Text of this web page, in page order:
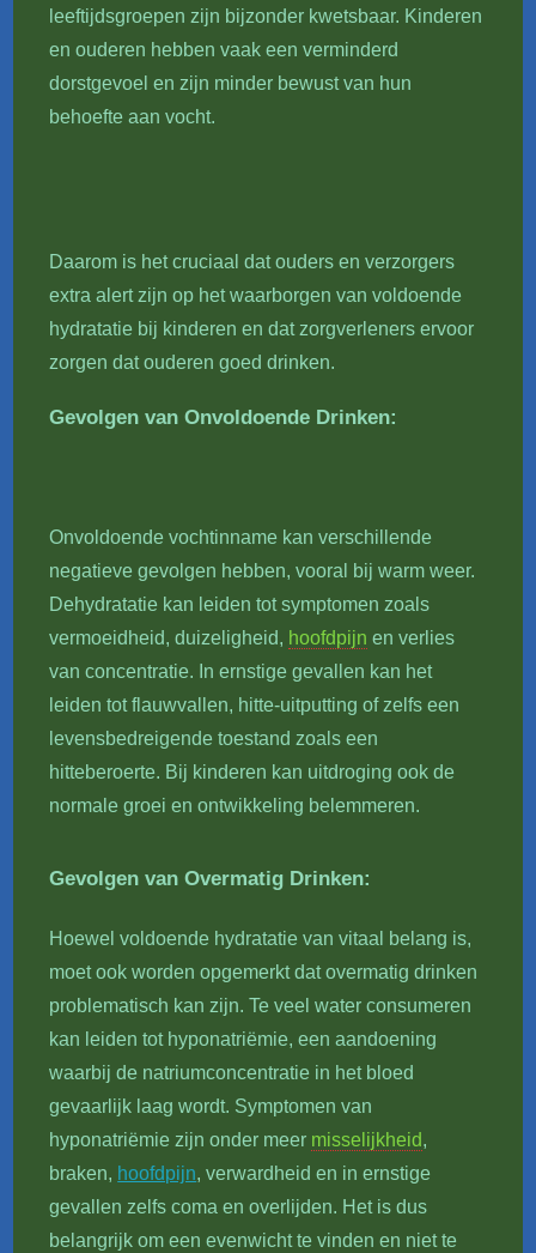
leeftijdsgroepen zijn bijzonder kwetsbaar. Kinderen
en ouderen hebben vaak een verminderd
dorstgevoel en zijn minder bewust van hun
behoefte aan vocht.
Daarom is het cruciaal dat ouders en verzorgers
extra alert zijn op het waarborgen van voldoende
hydratatie bij kinderen en dat zorgverleners ervoor
zorgen dat ouderen goed drinken.
Gevolgen van Onvoldoende Drinken:
Onvoldoende vochtinname kan verschillende
negatieve gevolgen hebben, vooral bij warm weer.
Dehydratatie kan leiden tot symptomen zoals
vermoeidheid, duizeligheid, hoofdpijn en verlies
van concentratie. In ernstige gevallen kan het
leiden tot flauwvallen, hitte-uitputting of zelfs een
levensbedreigende toestand zoals een
hitteberoerte. Bij kinderen kan uitdroging ook de
normale groei en ontwikkeling belemmeren.
Gevolgen van Overmatig Drinken:
Hoewel voldoende hydratatie van vitaal belang is,
moet ook worden opgemerkt dat overmatig drinken
problematisch kan zijn. Te veel water consumeren
kan leiden tot hyponatriëmie, een aandoening
waarbij de natriumconcentratie in het bloed
gevaarlijk laag wordt. Symptomen van
hyponatriëmie zijn onder meer misselijkheid,
braken, hoofdpijn, verwardheid en in ernstige
gevallen zelfs coma en overlijden. Het is dus
belangrijk om een evenwicht te vinden en niet te